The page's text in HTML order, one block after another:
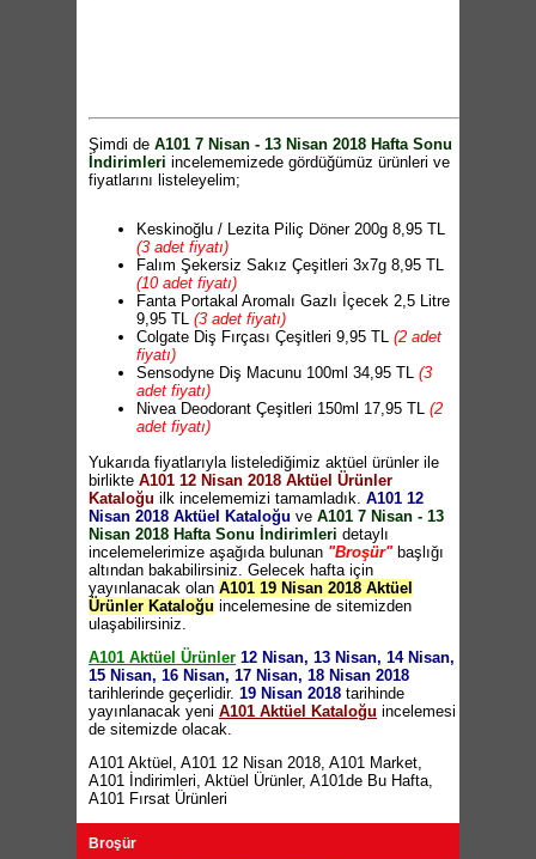
Çerezlik 1 TL
Narenciye Sıkacağı 2,95 TL
Aprilla ABS-1025 Dijital Banyo Baskülü 22,50
TL
Aprilla AMG-6001 Şarjlı Bakım Seti 5'i 1 Arada
King K 427 Saç Kurutma Makinesi 59,95 TL
Kapı Arkası Askısı 4'lü 1 TL
Asılabilir Dolap Düzenleyici 4,95 TL
Yedekli Tuvalet Kağıtlık 14,95 TL
Penguen Klozet Fırçası 5,50 TL
Pedallı Çöp Kovası 5,50 TL
3 Katlı Banyo Köşe Rafı 19,95 TL
Çekemece Düzenleyici 4'lü 3,95 TL
Oval Makyaj Organizeri 12,95 TL
Büyük Boy Makyaj Organizeri 19,95 TL
3 Çekmeceli Organizer 24,95 TL
Altıs Kondisyon Bisikleti 199,90 TL
Altıs Boks Torbası 39,95 TL
Universal Pilates Seti 24,95 TL
Altıs Boks Eldiveni 39,95 TL
Altıs Hulo Hoop 18,95 TL
Kale Oto Termos 25 Litre 44,95 TL
Sinbo SK-7371 Araç İçi Su Isıtıcı 45 TL
Bay Kemer 8,95 TL
Spor ve Seyahat Çantası 12,95 TL
Piranha PVC 4004 Araç Süpürgesi 35 TL
Welsoft Gofreli Klozet Takımı 2 Parça 29,95
TL
Kanaviçeli Peçete / Baskılı Havlu / Güpürlü
Havlu 3,95 TL
Kaymaz Taban Ayak Havlusu 4,95 TL
Silk&Blue Bayan Dış Giyim Uzun Tayt 9,95
TL
Attlas Darbeli Matkap - Şarjlı Tornavida Seti
2'li Set 75 TL
Attlas Silikon Tabancası 9,95 TL
Şimdi de A101 7 Nisan - 13 Nisan 2018 Hafta Sonu
İndirimleri incelememizede gördüğümüz ürünleri ve
fiyatlarını listeleyelim;
Keskinoğlu / Lezita Piliç Döner 200g 8,95 TL
(3 adet fiyatı)
Falım Şekersiz Sakız Çeşitleri 3x7g 8,95 TL
(10 adet fiyatı)
Fanta Portakal Aromalı Gazlı İçecek 2,5 Litre
9,95 TL (3 adet fiyatı)
Colgate Diş Fırçası Çeşitleri 9,95 TL (2 adet
fiyatı)
Sensodyne Diş Macunu 100ml 34,95 TL (3
adet fiyatı)
Nivea Deodorant Çeşitleri 150ml 17,95 TL (2
adet fiyatı)
adet fiyatı)
Yukarıda fiyatlarıyla listelediğimiz aktüel ürünler ile
birlikte A101 12 Nisan 2018 Aktüel Ürünler
Kataloğu ilk incelememizi tamamladık. A101 12
Nisan 2018 Aktüel Kataloğu ve A101 7 Nisan - 13
Nisan 2018 Hafta Sonu İndirimleri detaylı
incelemelerimize aşağıda bulunan "Broşür"başlığı
altından bakabilirsiniz. Gelecek hafta için
yayınlanacak olan A101 19 Nisan 2018 Aktüel
Ürünler Kataloğu incelemesine de sitemizden
ulaşabilirsiniz.
A101 Aktüel Ürünler 12 Nisan, 13 Nisan, 14 Nisan,
15 Nisan, 16 Nisan, 17 Nisan, 18 Nisan 2018
tarihlerinde geçerlidir. 19 Nisan 2018 tarihinde
yayınlanacak yeni A101 Aktüel Kataloğu incelemesi
de sitemizde olacak.
A101 Aktüel A101 12 Nisan 2018 A101 Market
A101 İndirimleri Aktüel Ürünler, A101de Bu Hafta
A101 Fırsat Ürünleri
Broşür